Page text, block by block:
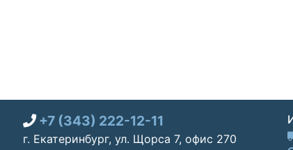
+7 (343) 222-12-11
г. Екатеринбург, ул. Щорса 7, офис 270